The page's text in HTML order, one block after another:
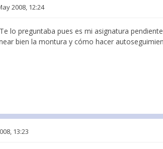
2008, 12:24
lo preguntaba pues es mi asignatura
bien la montura y cómo hacer
13:23